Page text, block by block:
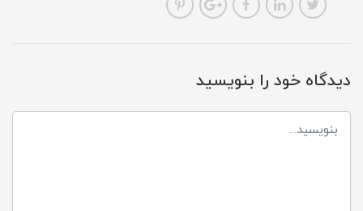
دیدگاه خود را بنویسید